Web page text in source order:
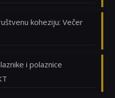
koheziju: Večer
i polaznice